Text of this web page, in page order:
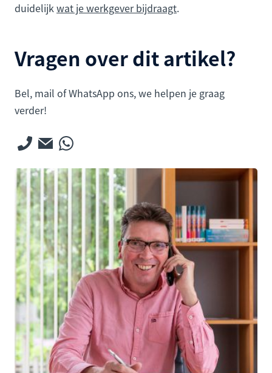
duidelijkwat je werkgever bijdraagt.
Vragen over dit artikel?
Bel, mail of WhatsApp ons, we helpen je graag
verder!